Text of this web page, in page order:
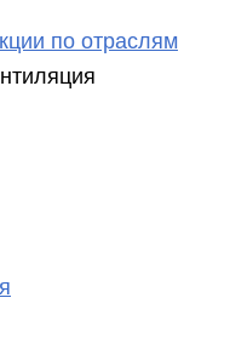
по отраслям